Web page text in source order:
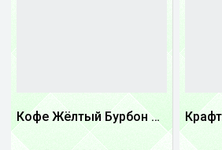
Кофе Жёлтый Бурбон Бразилия